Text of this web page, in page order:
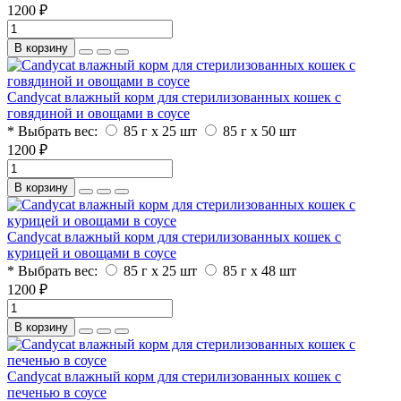
1200 ₽
В корзину
Candycat влажный корм для стерилизованных кошек с
говядиной и овощами в соусе
* Выбрать вес:
85 г x 25 шт
85 г x 50 шт
1200 ₽
В корзину
Candycat влажный корм для стерилизованных кошек с
курицей и овощами в соусе
* Выбрать вес:
85 г x 25 шт
85 г x 48 шт
1200 ₽
В корзину
Candycat влажный корм для стерилизованных кошек с
печенью в соусе